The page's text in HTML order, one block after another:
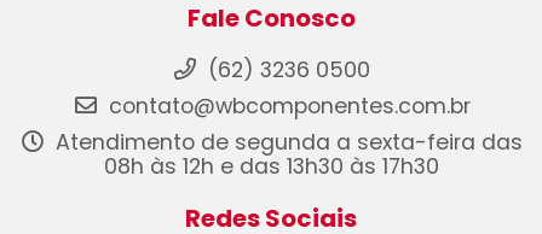
Fale Conosco
(62) 3236 0500
contato@wbcomponentes.com.br
Atendimento de segunda a sexta-feira das
08h às 12h e das 13h30 às 17h30
Redes Sociais